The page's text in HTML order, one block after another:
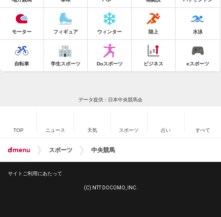
モーター フィギュア ウィンター 陸上 水泳
自転車 学生スポーツ Doスポーツ ビジネス eスポーツ
データ提供：日本中央競馬会
TOP ニュース 天気 スポーツ 占い すべて
スポーツ 中央競馬
サイトご利用にあたって
(C) NTT DOCOMO, INC.